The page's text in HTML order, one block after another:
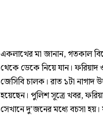
একলাখের মা জানান, গতকাল
থেকে ডেকে নিয়ে যান।
জেসিবি চালক। রাত ১টা নাগাদ
হয়েছেন। পুলিশ সূত্রে খবর,
সেখানে দু'জনের মধ্যে বচসা